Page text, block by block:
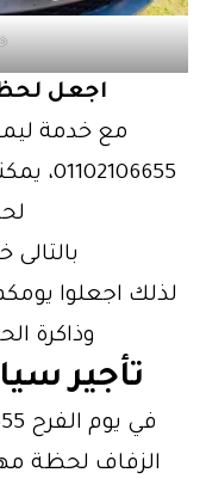
اجعل
مع خدمة
لذلك اجعلوا
وذاكرة
تأجير
الزفاف لحظة